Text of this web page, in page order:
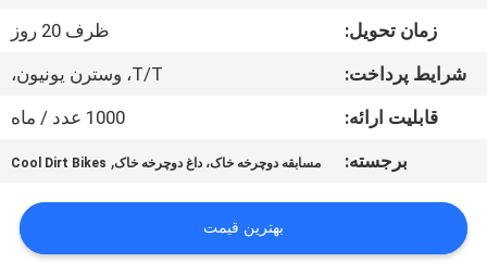
تماس
بگیرید
درخواست
نقل
قول
زمان تحویل:
ظرف 20 روز
شرایط پرداخت:
T/T، وسترن یونیون،
قابلیت ارائه:
1000 عدد / ماه
برجسته:
مسابقه دوچرخه خاک، داغ دوچرخه خاک,
Cool Dirt Bikes
بهترین قیمت